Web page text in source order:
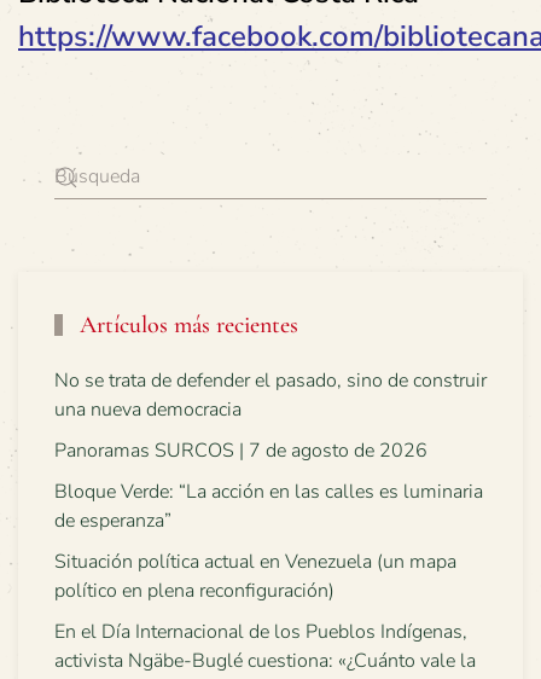
https://www.facebook.com/
Artículos más recientes
No se trata de defender el pasado, sino de construir
una nueva democracia
Panoramas SURCOS | 7 de agosto de 2026
Bloque Verde: “La acción en las calles es luminaria
de esperanza”
Situación política actual en Venezuela (un mapa
político en plena reconfiguración)
En el Día Internacional de los Pueblos Indígenas,
activista Ngäbe-Buglé cuestiona: «¿Cuánto vale la